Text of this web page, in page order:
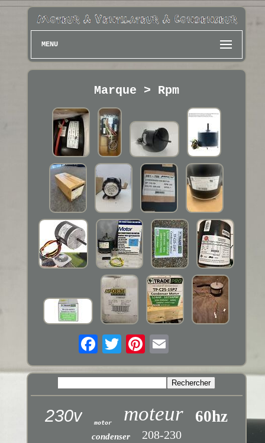
MENU
Marque > Rpm
230v motor moteur 60hz
condenser 208-230